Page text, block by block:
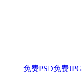
免费PSD免费JPG